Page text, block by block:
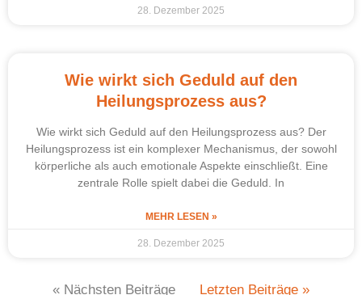
28. Dezember 2025
Wie wirkt sich Geduld auf den
Heilungsprozess aus?
Wie wirkt sich Geduld auf den Heilungsprozess aus? Der
Heilungsprozess ist ein komplexer Mechanismus, der sowohl
körperliche als auch emotionale Aspekte einschließt. Eine
zentrale Rolle spielt dabei die Geduld. In
MEHR LESEN »
28. Dezember 2025
« Nächsten Beiträge Letzten Beiträge »